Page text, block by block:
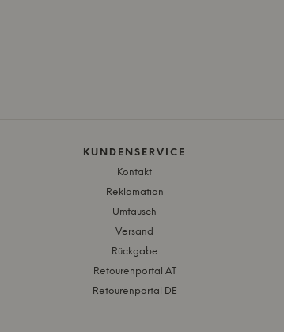
KUNDENSERVICE
Kontakt
Reklamation
Umtausch
Versand
Rückgabe
Retourenportal AT
Retourenportal DE